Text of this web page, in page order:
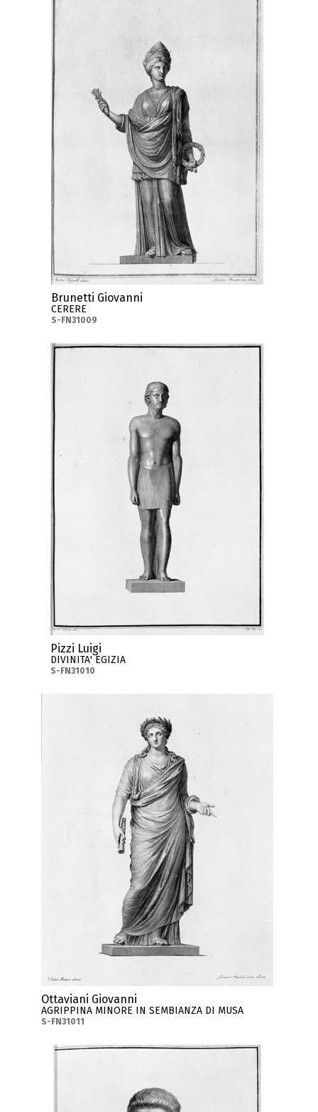
Brunetti Giovanni
CERERE
S-FN31009
Pizzi Luigi
DIVINITA' EGIZIA
S-FN31010
Ottaviani Giovanni
AGRIPPINA MINORE IN SEMBIANZA DI MUSA
S-FN31011